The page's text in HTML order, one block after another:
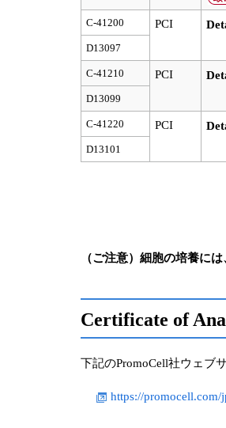
C-41200 PCI
D13097
C-41210 PCI
D13099
C-41220 PCI
D13101
（ご注意）細胞の培養に
Certificate of
下記のPromoCell社ウェブ
https://promocell.com/